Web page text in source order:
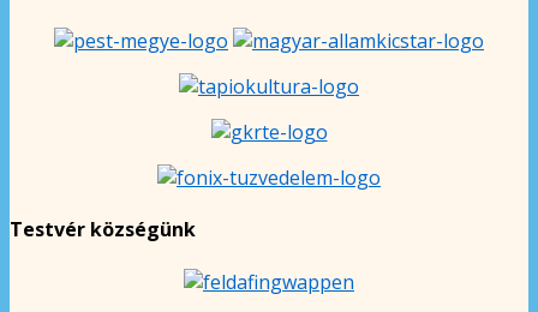
Testvér községünk